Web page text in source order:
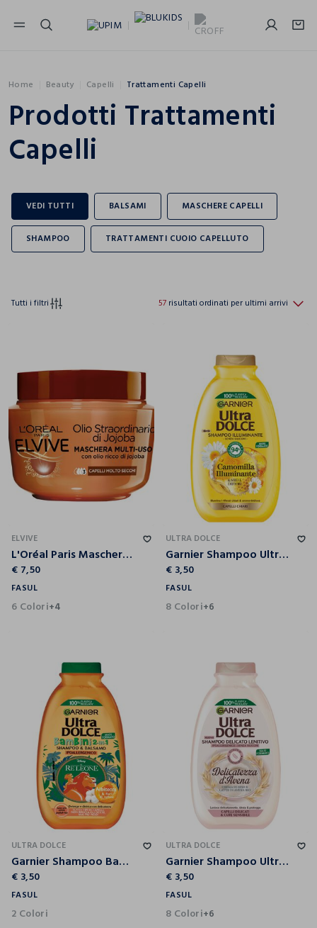
NAVIGATION.ARIA.GOTOMAINCONTENT
Home Beauty Capelli Trattamenti Capelli
Prodotti Trattamenti
Capelli
Tutti i filtri 57 risultati ordinati per ultimi arrivi
ELVIVE
L'Oréal Paris Maschera Capelli Elvive Olio Straordinario, Azione Nutriente per Capelli Secchi o Spenti, 300 ml.
€ 7,50
FASUL
6 Colori+4
ULTRA DOLCE
Garnier Shampoo Ultra Dolce, Shampoo per Capelli Chiari, Camomilla e Miele, 300 ml.
€ 3,50
FASUL
8 Colori+6
ULTRA DOLCE
Garnier Shampoo Bambini e Bambine Ultra Dolce Bambini Albicocca 2in1, Shampoo Delicato Ideale per i Bambini, 300 ml.
€ 3,50
FASUL
2 Colori
ULTRA DOLCE
Garnier Shampoo Ultra Dolce Delicatezza d'Avena, Shampoo per Capelli e Cute Delicati, 300 ml.
€ 3,50
FASUL
8 Colori+6